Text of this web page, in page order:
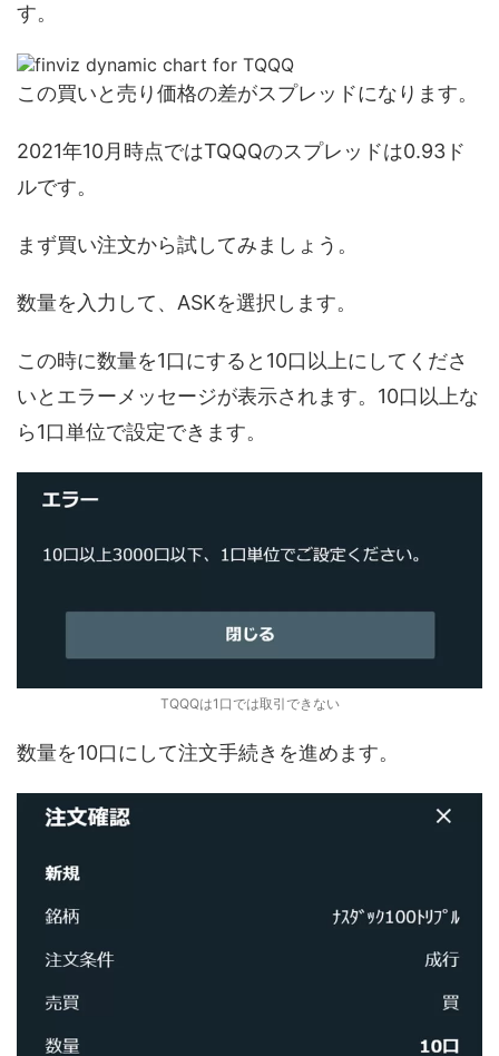
す。
この買いと売り価格の差がスプレッドになります。
2021年10月時点ではTQQQのスプレッドは0.93ド
ルです。
まず買い注文から試してみましょう。
数量を入力して、ASKを選択します。
この時に数量を1口にすると10口以上にしてくださ
いとエラーメッセージが表示されます。10口以上な
ら1口単位で設定できます。
TQQQは1口では取引できない
数量を10口にして注文手続きを進めます。